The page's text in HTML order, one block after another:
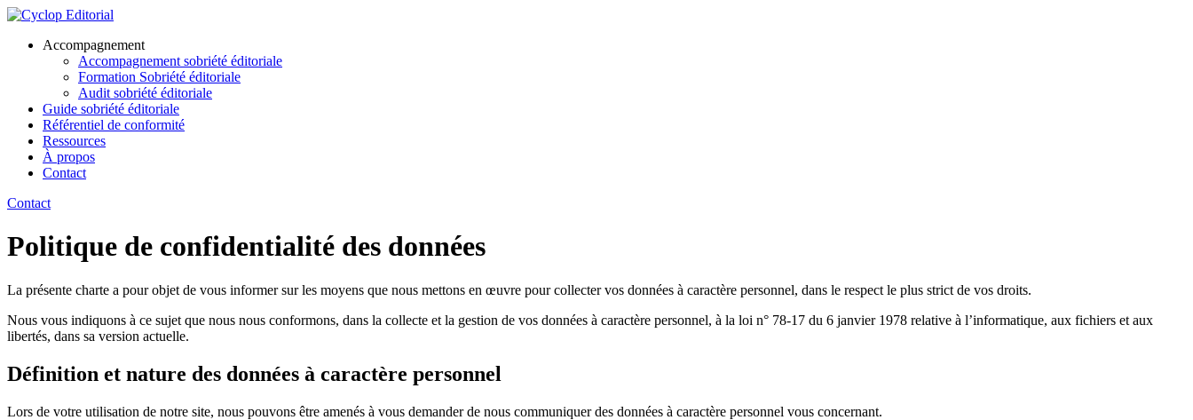
Accompagnement
Accompagnement sobriété éditoriale
Formation Sobriété éditoriale
Audit sobriété éditoriale
Guide sobriété éditoriale
Référentiel de conformité
Ressources
À propos
Contact
Contact
Politique de confidentialité des données
La présente charte a pour objet de vous informer sur les moyens que nous mettons en œuvre pour collecter vos données à caractère personnel, dans le respect le plus strict de vos droits.
Nous vous indiquons à ce sujet que nous nous conformons, dans la collecte et la gestion de vos données à caractère personnel, à la loi n° 78-17 du 6 janvier 1978 relative à l’informatique, aux fichiers et aux
libertés, dans sa version actuelle.
Définition et nature des données à caractère personnel
Lors de votre utilisation de notre site, nous pouvons être amenés à vous demander de nous communiquer des données à caractère personnel vous concernant.